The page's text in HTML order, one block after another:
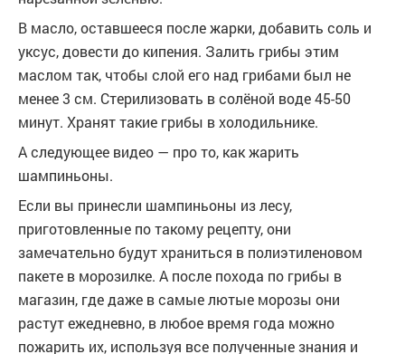
В масло, оставшееся после жарки, добавить соль и
уксус, довести до кипения. Залить грибы этим
маслом так, чтобы слой его над грибами был не
менее 3 см. Стерилизовать в солёной воде 45-50
минут. Хранят такие грибы в холодильнике.
А следующее видео — про то, как жарить
шампиньоны.
Если вы принесли шампиньоны из лесу,
приготовленные по такому рецепту, они
замечательно будут храниться в полиэтиленовом
пакете в морозилке. А после похода по грибы в
магазин, где даже в самые лютые морозы они
растут ежедневно, в любое время года можно
пожарить их, используя все полученные знания и